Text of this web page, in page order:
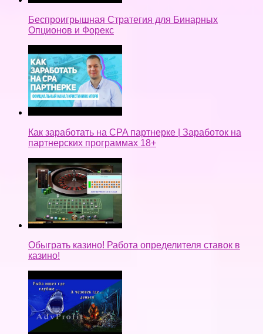
Беспроигрышная Стратегия для Бинарных
Опционов и Форекс
Как заработать на CPA партнерке | Заработок на
партнерских программах 18+
Обыграть казино! Работа определителя ставок в
казино!